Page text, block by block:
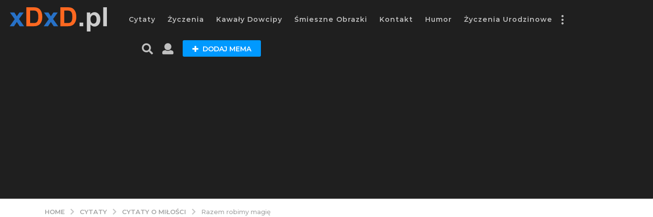
Cytaty Życzenia Kawały Dowcipy Śmieszne Obrazki Kontakt Humor Życzenia Urodzinowe
DODAJ MEMA
HOME CYTATY CYTATY O MIŁOŚCI Razem robimy magię